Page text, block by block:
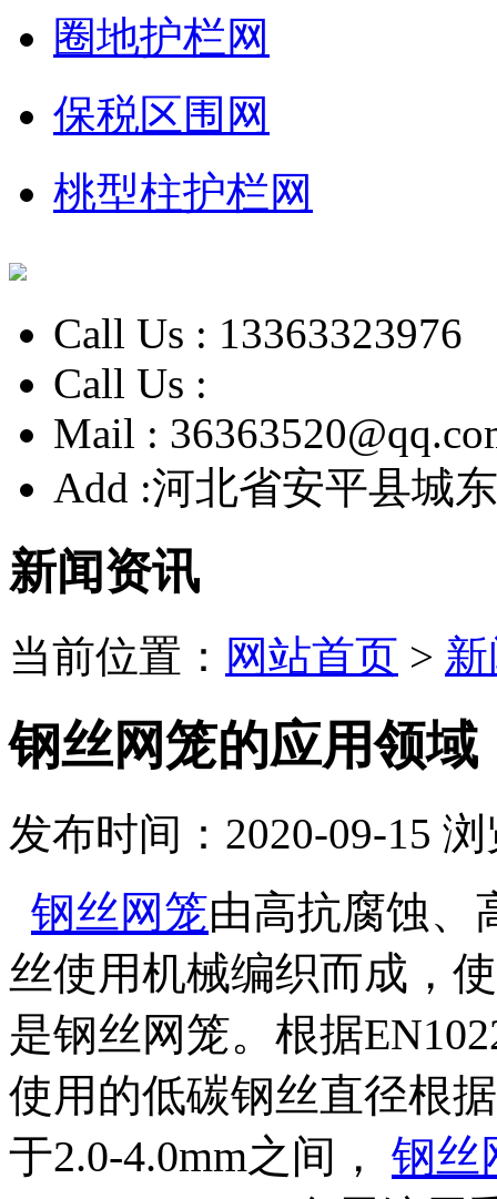
圈地护栏网
保税区围网
桃型柱护栏网
Call Us : 13363323976
Call Us :
Mail :
Add :河北省安平县城
新闻资讯
当前位置： 网站首页 >
钢丝网笼的应用领域
发布时间：2020-09-15 浏
钢丝网笼由高抗腐蚀、
丝使用机械编织而成，
是钢丝网笼。根据
使用的低碳钢丝直径根
于2.0-4.0mm之间， 钢丝